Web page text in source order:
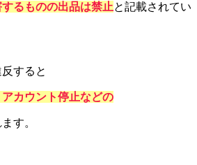
るものの出品は禁止と記載されてい
すると
カウント停止などの
す。